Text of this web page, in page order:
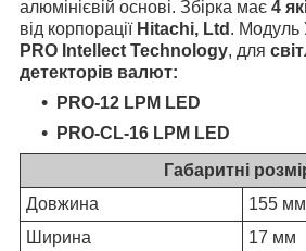
алюмінієвій основі. Збірка має 4
від корпорації Hitachi, Ltd . Модуль
PRO Intellect Technology, для
детекторів валют:
PRO-12 LPM LED
PRO-CL-16 LPM LED
Габаритні
Довжина
155 мм
Ширина
17 мм